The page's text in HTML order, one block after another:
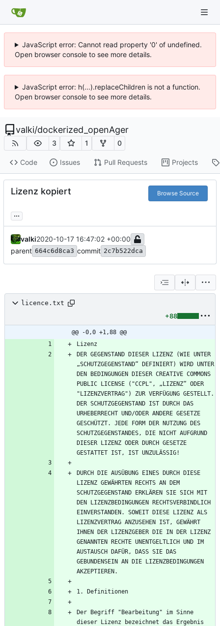
JavaScript error: Cannot read property '0' of undefined.
Open browser console to see more details.
JavaScript error: h(...).replaceChildren is not a function.
Open browser console to see more details.
valki/dockerized_openAger
3 1 0
Code Issues Pull Requests Projects
Lizenz kopiert Browse Source
...
valki2020-10-17 16:47:02 +00:00
parent 664c6d8ca3 commit 2c7b522dca
licence.txt
+88
@@ -0,0 +1,88 @@
DER GEGENSTAND DIESER LIZENZ (WIE UNTER
„SCHUTZGEGENSTAND“ DEFINIERT) WIRD UNTER
DEN BEDINGUNGEN DIESER CREATIVE COMMONS
PUBLIC LICENSE ("CCPL", „LIZENZ“ ODER
"LIZENZVERTRAG") ZUR VERFÜGUNG GESTELLT.
DER SCHUTZGEGENSTAND IST DURCH DAS
URHEBERRECHT UND/ODER ANDERE GESETZE
GESCHÜTZT. JEDE FORM DER NUTZUNG DES
SCHUTZGEGENSTANDES, DIE NICHT AUFGRUND
DIESER LIZENZ ODER DURCH GESETZE
DURCH DIE AUSÜBUNG EINES DURCH DIESE
LIZENZ GEWÄHRTEN RECHTS AN DEM
SCHUTZGEGENSTAND ERKLÄREN SIE SICH MIT
DEN LIZENZBEDINGUNGEN RECHTSVERBINDLICH
EINVERSTANDEN. SOWEIT DIESE LIZENZ ALS
LIZENZVERTRAG ANZUSEHEN IST, GEWÄHRT
IHNEN DER LIZENZGEBER DIE IN DER LIZENZ
GENANNTEN RECHTE UNENTGELTLICH UND IM
AUSTAUSCH DAFÜR, DASS SIE DAS
GEBUNDENSEIN AN DIE LIZENZBEDINGUNGEN
Der Begriff "Bearbeitung" im Sinne
dieser Lizenz bezeichnet das Ergebnis